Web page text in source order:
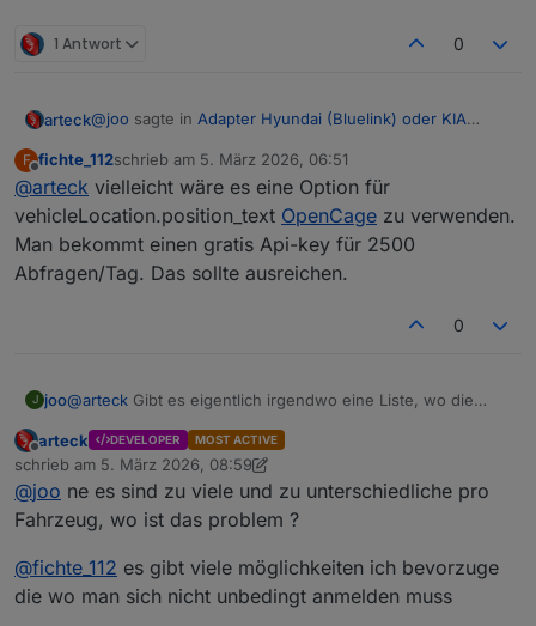
installier die GIT version dann gehts wieder
1 Antwort 0
arteck@joo sagte in Adapter Hyundai (Bluelink) oder KIA
@PLCHome-0Hast du eine Idee, woran es liegen
kann, dass ich seit dem 24.02 keine Einträge von
vehicleLocation/position_text mehr sehe?
er nicht, ich schon.. :-)
openstreetmap liefert die daten nicht mehr.. habs auf
installier die GIT version dann gehts wieder
F
Offline
fichte_112schrieb am 5. März 2026, 06:51
zuletzt editiert von
@arteck vielleicht wäre es eine Option für
vehicleLocation.position_text OpenCage zu verwenden.
Man bekommt einen gratis Api-key für 2500
Abfragen/Tag. Das sollte ausreichen.
0
J joo@arteck Gibt es eigentlich irgendwo eine Liste, wo die
Werte, bei denen ich keine Idee habe, was sie bedeuten.
Offline
arteck DEVELOPER MOST ACTIVE
schrieb am 5. März 2026, 08:59
zuletzt editiert von arteck 3. Mai 2026, 10:08
@joo ne es sind zu viele und zu unterschiedliche pro
Fahrzeug, wo ist das problem ?
@fichte_112 es gibt viele möglichkeiten ich bevorzuge
die wo man sich nicht unbedingt anmelden muss